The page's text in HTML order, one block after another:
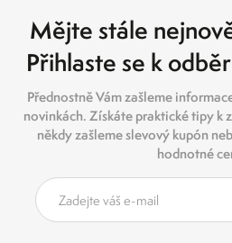
Mějte stále
Přihlaste se k
Přednostně Vám zašleme
novinkách. Získáte praktické tipy k
někdy zašleme slevový kupón
hodnotné